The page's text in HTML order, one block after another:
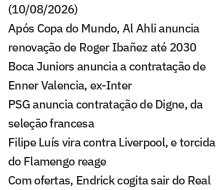
(10/08/2026)
Após Copa do Mundo, Al Ahli anuncia
renovação de Roger Ibañez até 2030
Boca Juniors anuncia a contratação de
Enner Valencia, ex-Inter
PSG anuncia contratação de Digne, da
seleção francesa
Filipe Luís vira contra Liverpool, e torcida
do Flamengo reage
Com ofertas, Endrick cogita sair do Real